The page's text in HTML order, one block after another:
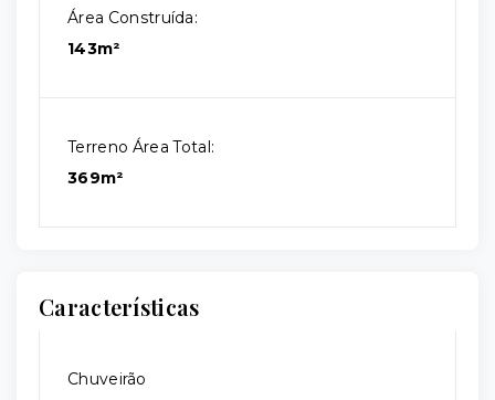
Área Construída:
143m²
Terreno Área Total:
369m²
Características
Chuveirão